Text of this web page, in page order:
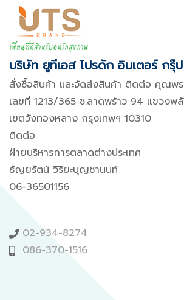
บริษัท ยูทีเอส โปรดัก อินเตอร์ กรุ๊
สั่งซื้อสินค้า และจัดส่งสินค้า ติดต่อ คุณพ
เลขที่ 1213/365 ซ.ลาดพร้าว 94 แขวงพ
เขตวังทองหลาง กรุงเทพฯ 10310
ติดต่อ
ฝ่ายบริหารการตลาดต่างประเทศ
ธัญยรัตน์ วิริยะบุญชานนท์
06-36501156
02-934-8274
086-370-1516